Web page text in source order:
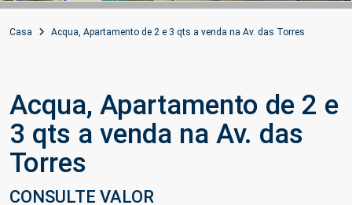
Casa Acqua, Apartamento de 2 e 3 qts a venda na Av. das Torres
Acqua, Apartamento de 2 e
3 qts a venda na Av. das
Torres
CONSULTE VALOR